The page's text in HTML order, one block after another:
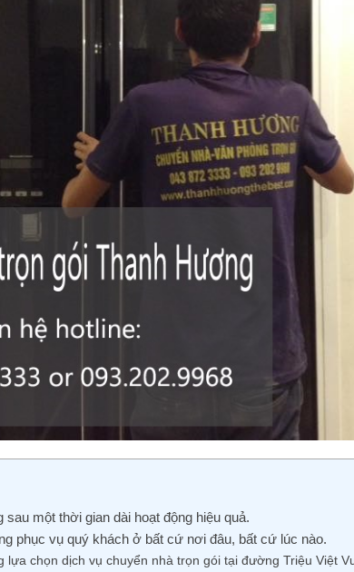
một thời gian dài hoạt động hiệu quả.
phục vụ quý khách ở bất cứ nơi đâu, bất cứ lúc nào.
lựa chọn dịch vụ chuyển nhà trọn gói tại đường Triệu Việt